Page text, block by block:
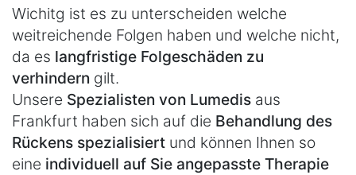
Wichitg ist es zu unterscheiden welche
weitreichende Folgen haben und welche nicht,
da es langfristige Folgeschäden zu
verhindern gilt.
Unsere Spezialisten von Lumedis aus
Frankfurt haben sich auf die Behandlung des
Rückens spezialisiert und können Ihnen so
eine individuell auf Sie angepasste Therapie